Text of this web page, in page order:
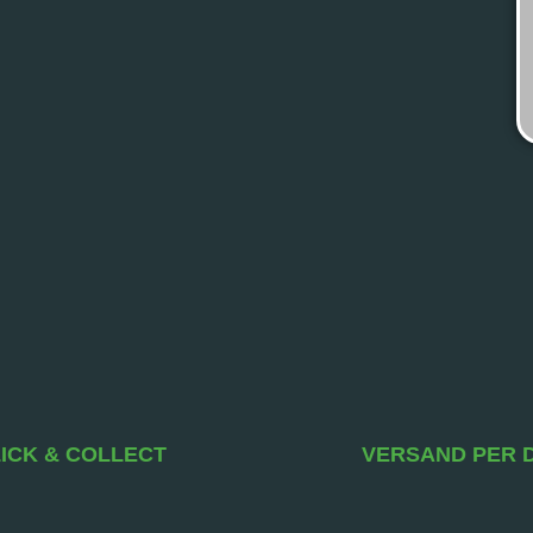
& COLLECT VERSAND PER